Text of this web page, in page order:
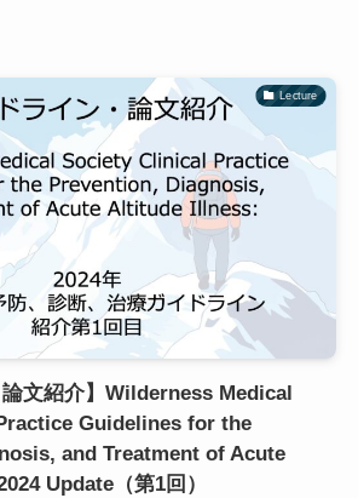
Lecture
論文紹介】Wilderness Medical
Guidelines for the
and Treatment of Acute
Update（第1回）